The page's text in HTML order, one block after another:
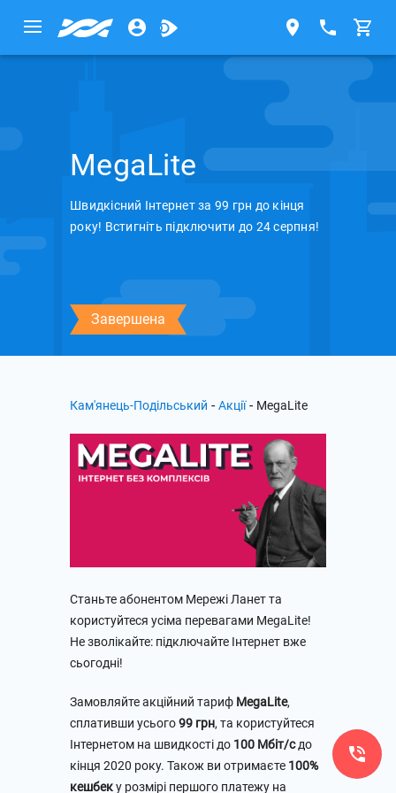
MegaLite
Швидкісний Інтернет за 99 грн до кінця
року! Встигніть підключити до 24 серпня!
Завершена
Кам'янець-Подільський - Акції - MegaLite
Станьте абонентом Мережі Ланет та
користуйтеся усіма перевагами MegaLite!
Не зволікайте: підключайте Інтернет вже
сьогодні!
Замовляйте акційний тариф MegaLite,
сплативши усього99 грн, та користуйтеся
Інтернетом на швидкості до 100 Мбіт/сдо
кінця 2020 року. Також ви отримаєте 100%
кешбеку розмірі першого платежу на